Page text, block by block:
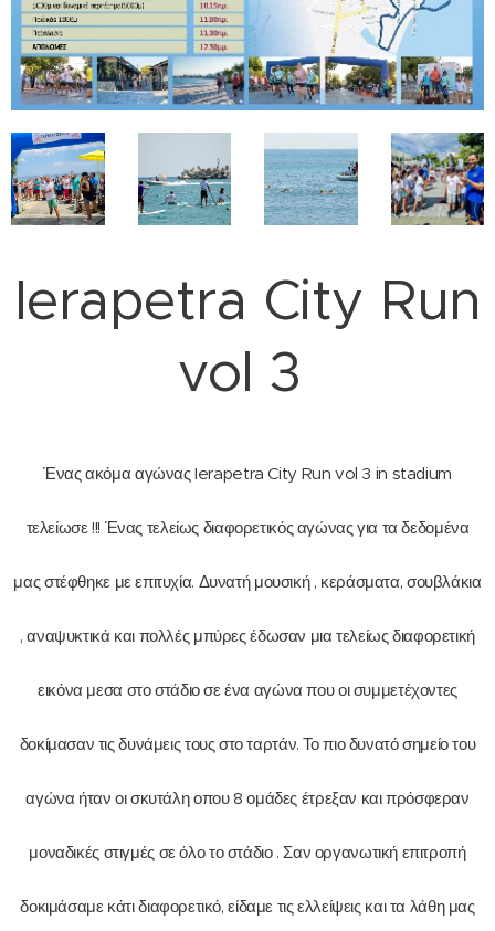
Ierapetra City Run
vol 3
Ένας ακόμα αγώνας Ierapetra City Run vol 3 in stadium
τελείωσε !!! Ένας τελείως διαφορετικός αγώνας για τα δεδομένα
μας στέφθηκε με επιτυχία. Δυνατή μουσική , κεράσματα, σουβλάκια
, αναψυκτικά και πολλές μπύρες έδωσαν μια τελείως διαφορετική
εικόνα μεσα στο στάδιο σε ένα αγώνα που οι συμμετέχοντες
δοκίμασαν τις δυνάμεις τους στο ταρτάν. Το πιο δυνατό σημείο του
αγώνα ήταν οι σκυτάλη οπου 8 ομάδες έτρεξαν και πρόσφεραν
μοναδικές στιγμές σε όλο το στάδιο . Σαν οργανωτική επιτροπή
δοκιμάσαμε κάτι διαφορετικό, είδαμε τις ελλείψεις και τα λάθη μας